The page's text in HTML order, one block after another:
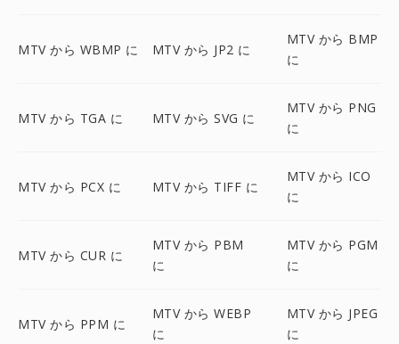
MTV から WBMP に MTV から JP2 に
MTV から BMP
に
MTV から TGA に MTV から SVG に
MTV から PNG
に
MTV から PCX に MTV から TIFF に
MTV から ICO
に
MTV から CUR に
MTV から PBM
に
MTV から PGM
に
MTV から PPM に
MTV から WEBP
に
MTV から JPEG
に